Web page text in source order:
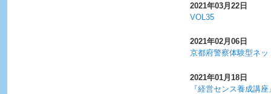
2021年03月22日
VOL35
2021年02月06日
京都府警察体験型ネ
2021年01月18日
『経営センス養成講